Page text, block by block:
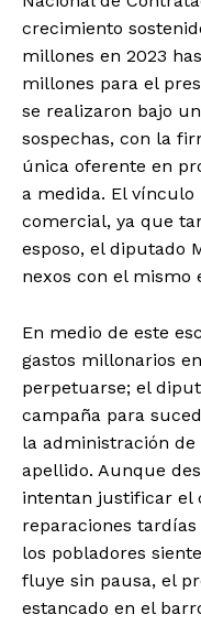
crecimiento
millones en 2023
millones para el
se realizaron bajo
sospechas, con la
única oferente en
a medida. El vínculo
comercial, ya que
esposo, el diputado
nexos con el mismo
En medio de este
gastos millonarios
perpetuarse; el
campaña para
la administración
apellido. Aunque
intentan justificar el
reparaciones
los pobladores
fluye sin pausa, el
estancado en el